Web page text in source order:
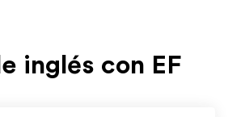
inglés con EF